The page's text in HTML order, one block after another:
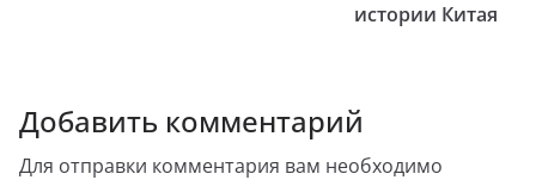
истории Китая
Добавить комментарий
Для отправки комментария вам необходимо